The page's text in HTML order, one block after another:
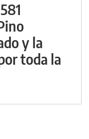
y la
toda la